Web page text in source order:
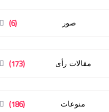
صور (6)
مقالات رأى (173)
منوعات (186)